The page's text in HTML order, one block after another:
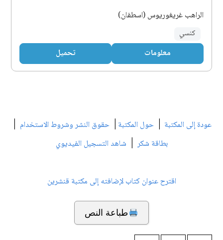
الراهب غريغوريوس (اسطفان)
كنسي
معلومات تحميل
عودة إلى المكتبة | حول المكتبة | حقوق النشر وشروط الاستخدام |
بطاقة شكر| شاهد التسجيل الفيديوي
اقترح عنوان كتاب لإضافته إلى مكتبة قنشرين
طباعة النص